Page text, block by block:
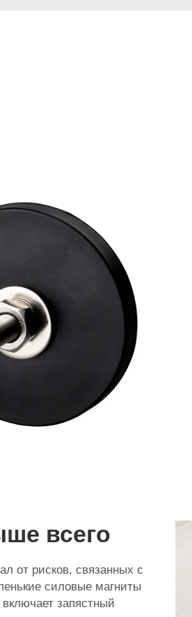
всего
от рисков, связанных с
силовые магниты
запястный